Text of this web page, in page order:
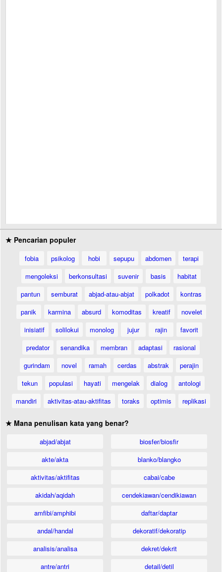
★ Pencarian populer
fobia psikolog hobi sepupu abdomen
terapi
mengoleksi
berkonsultasi suvenir basis
habitat
pantun
semburat abjad-atau-abjat polkadot
kontras
panik
karmina absurd komoditas kreatif
novelet
inisiatif
solilokui monolog jujur rajin
favorit
predator
senandika membran adaptasi
rasional
gurindam
novel ramah cerdas abstrak
perajin
tekun
populasi hayati mengelak dialog
antologi
mandiri
aktivitas-atau-aktifitas toraks optimis replikasi
★ Mana penulisan kata yang benar?
abjad/abjat
akte/akta
aktivitas/aktifitas
akidah/aqidah
amfibi/amphibi
andal/handal
analisis/analisa
antre/antri
biosfer/biosfir
blanko/blangko
cabai/cabe
cendekiawan/cendikiawan
daftar/daptar
dekoratif/dekoratip
dekret/dekrit
detail/detil